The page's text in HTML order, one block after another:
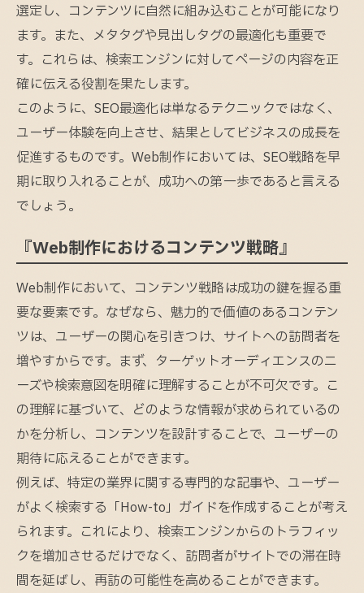
選定し、コンテンツに自然に組み込むことが可能になり
ます。また、メタタグや見出しタグの最適化も重要で
す。これらは、検索エンジンに対してページの内容を正
確に伝える役割を果たします。
このように、SEO最適化は単なるテクニックではなく、
ユーザー体験を向上させ、結果としてビジネスの成長を
促進するものです。Web制作においては、SEO戦略を早
期に取り入れることが、成功への第一歩であると言える
でしょう。
『Web制作におけるコンテンツ戦略』
Web制作において、コンテンツ戦略は成功の鍵を握る重
要な要素です。なぜなら、魅力的で価値のあるコンテン
ツは、ユーザーの関心を引きつけ、サイトへの訪問者を
増やすからです。まず、ターゲットオーディエンスのニ
ーズや検索意図を明確に理解することが不可欠です。こ
の理解に基づいて、どのような情報が求められているの
かを分析し、コンテンツを設計することで、ユーザーの
期待に応えることができます。
例えば、特定の業界に関する専門的な記事や、ユーザー
がよく検索する「How-to」ガイドを作成することが考え
られます。これにより、検索エンジンからのトラフィッ
クを増加させるだけでなく、訪問者がサイトでの滞在時
間を延ばし、再訪の可能性を高めることができます。